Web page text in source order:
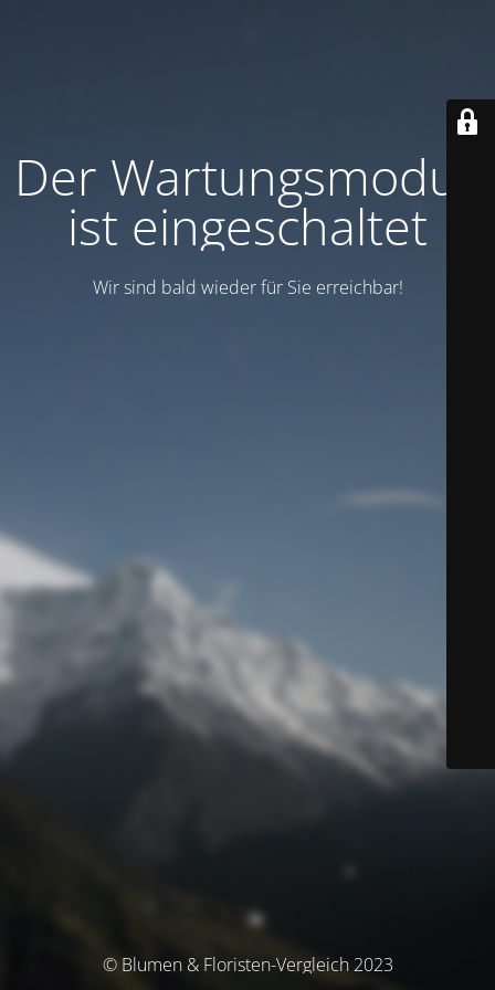
Der Wartungsmodus
ist eingeschaltet
Wir sind bald wieder für Sie erreichbar!
© Blumen & Floristen-Vergleich 2023